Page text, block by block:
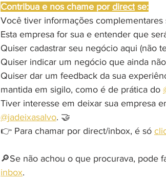
Contribua e nos chame por direct se:
Você tiver informações complementares
Esta empresa for sua e entender que
Quiser cadastrar seu negócio aqui (não
Quiser indicar um negócio que ainda
Quiser dar um feedback da sua
mantida em sigilo, como é de prática do
Tiver interesse em deixar sua empresa
@jadeixasalvo. 🤝
👉 Para chamar por direct/inbox, é só
🔎Se não achou o que procurava, pode
inbox.